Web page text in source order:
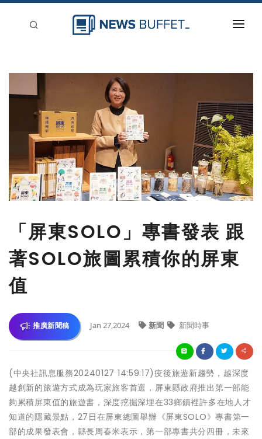
新聞稿分類
登入
刊登
「屏東SOLO」專書發表 跟
著SOLO旅圖累積你的屏東
值
推廣新聞稿 Jan 27,2024 新聞 新聞時事
(中央社訊息服務20240127 14:59:17)疫後旅遊新趨勢，越深度
越創新的旅遊方式成為玩家旅客首選，屏東縣政府推出第一部能
夠累積屏東值的旅遊書，深度挖掘深埋在33鄉鎮裡許多在地人才
知道的隱藏景點，27日在屏東總圖舉辦《屏東SOLO》專書第一
部的成果發表會，縣長周春米表示，第一部專書共分四冊，未來